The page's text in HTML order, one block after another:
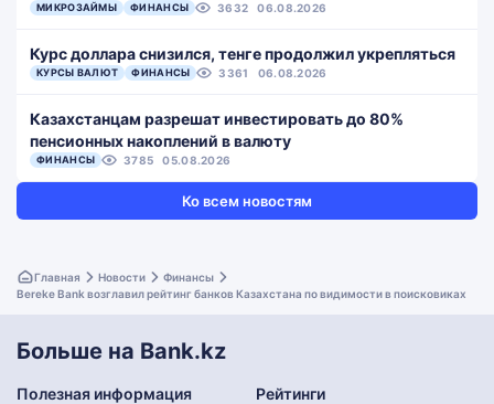
МИКРОЗАЙМЫ ФИНАНСЫ 3632 06.08.2026
Курс доллара снизился, тенге продолжил укрепляться
КУРСЫ ВАЛЮТ ФИНАНСЫ 3361 06.08.2026
Казахстанцам разрешат инвестировать до 80%
пенсионных накоплений в валюту
ФИНАНСЫ 3785 05.08.2026
Ко всем новостям
Главная Новости
Финансы
Bereke Bank возглавил рейтинг банков Казахстана по видимости в поисковиках
Больше на Bank.kz
Полезная информация Рейтинги